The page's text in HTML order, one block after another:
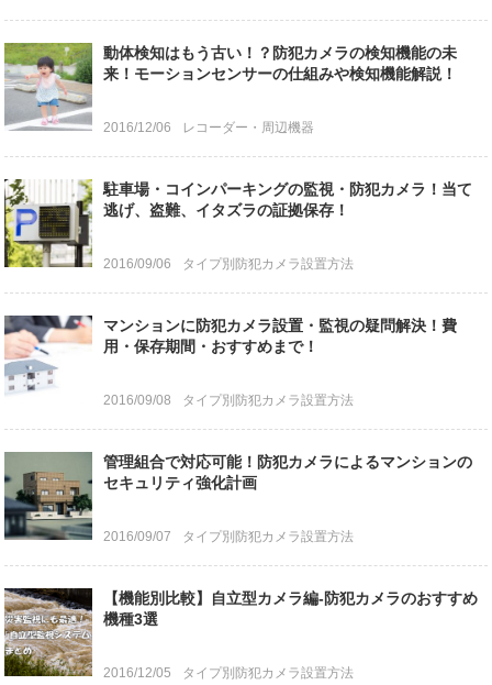
動体検知はもう古い！？防犯カメラの検知機能の未
来！モーションセンサーの仕組みや検知機能解説！
2016/12/06 レコーダー・周辺機器
駐車場・コインパーキングの監視・防犯カメラ！当て
逃げ、盗難、イタズラの証拠保存！
2016/09/06 タイプ別防犯カメラ設置方法
マンションに防犯カメラ設置・監視の疑問解決！費
用・保存期間・おすすめまで！
2016/09/08 タイプ別防犯カメラ設置方法
管理組合で対応可能！防犯カメラによるマンションの
セキュリティ強化計画
2016/09/07 タイプ別防犯カメラ設置方法
【機能別比較】自立型カメラ編-防犯カメラのおすすめ
機種3選
2016/12/05 タイプ別防犯カメラ設置方法